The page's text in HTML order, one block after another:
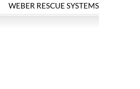
WEBER RESCUE SYSTEMS